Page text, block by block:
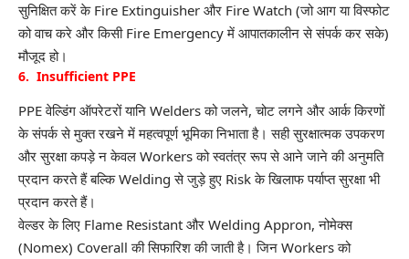
सुनिक्षित करें के Fire Extinguisher और Fire Watch (जो आग या विस्फोट
को वाच करे और किसी Fire Emergency में आपातकालीन से संपर्क कर सके)
मौजूद हो।
6. Insufficient PPE
PPEवेल्डिंग ऑपरेटरों यानि Welders को जलने, चोट लगने और आर्क किरणों
के संपर्क से मुक्त रखने में महत्वपूर्ण भूमिका निभाता है। सही सुरक्षात्मक उपकरण
और सुरक्षा कपड़े न केवल Workers को स्वतंत्र रूप से आने जाने की अनुमति
प्रदान करते हैं बल्कि Welding से जुड़े हुए Risk के खिलाफ पर्याप्त सुरक्षा भी
प्रदान करते हैं।
वेल्डर के लिए Flame Resistant और Welding Appron, नोमेक्स
(Nomex) Coverall की सिफारिश की जाती है। जिन Workers को